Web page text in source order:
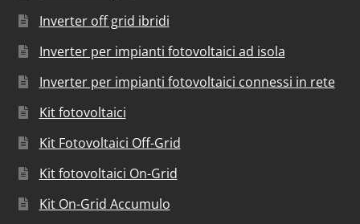
Inverter off grid ibridi
Inverter per impianti fotovoltaici ad isola
Inverter per impianti fotovoltaici connessi in rete
Kit fotovoltaici
Kit Fotovoltaici Off-Grid
Kit fotovoltaici On-Grid
Kit On-Grid Accumulo